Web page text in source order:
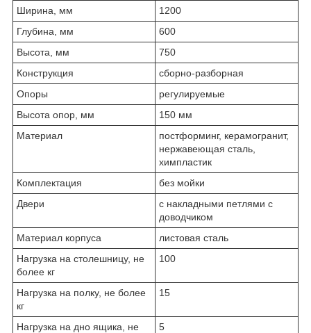
Ширина, мм
1200
Глубина, мм
600
Высота, мм
750
Конструкция
сборно-разборная
Опоры
регулируемые
Высота опор, мм
150 мм
Материал
постформинг, керамогранит,
нержавеющая сталь,
химпластик
Комплектация
без мойки
Двери
с накладными петлями с
доводчиком
Материал корпуса
листовая сталь
Нагрузка на столешницу, не
более кг
100
Нагрузка на полку, не более
кг
15
Нагрузка на дно ящика, не
5